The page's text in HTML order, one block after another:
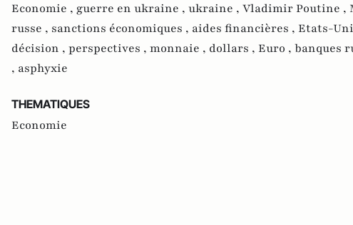
Economie , guerre en ukraine , ukraine , Vladimir Poutine ,
russe , sanctions économiques , aides financières , Etats-
décision , perspectives , monnaie , dollars , Euro , banques
, asphyxie
THEMATIQUES
Economie